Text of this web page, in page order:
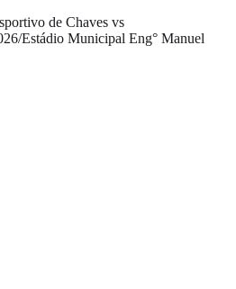
de Chaves vs
/Estádio Municipal Eng° Manuel